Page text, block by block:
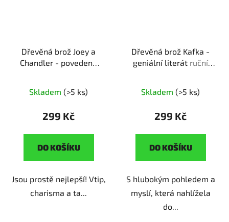
Dřevěná brož Joey a
Chandler - povedená
fanoušky Přátel
Skladem (>5 ks)
299 Kč
DO KOŠÍKU
Jsou prostě nejlepší! Vtip,
charisma a ta...
Dřevěná brož Kafka -
geniální literát ruční
Skladem (>5 ks)
299 Kč
DO KOŠÍKU
S hlubokým pohledem a
myslí, která nahlížela
do...